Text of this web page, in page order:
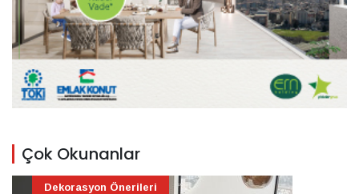
Çok Okunanlar
Dekorasyon Önerileri